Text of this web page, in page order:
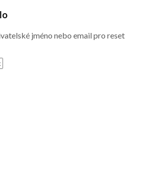
jméno nebo email pro reset